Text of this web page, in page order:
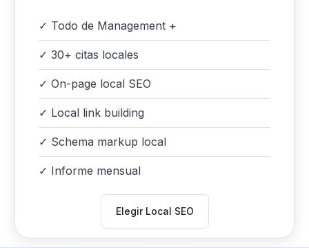
✓ Todo de Management +
✓ 30+ citas locales
✓ On-page local SEO
✓ Local link building
✓ Schema markup local
✓ Informe mensual
Elegir Local SEO